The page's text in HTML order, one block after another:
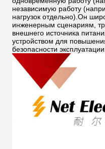
независимую работу
нагрузок отдельно).Он
инженерным сценариям,
внешнего источника
устройством для
безопасности эксплуатации.